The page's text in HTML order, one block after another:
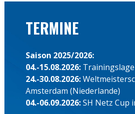
TERMINE
Saison 2025/2026:
04.-15.08.2026:
24.-30.08.2026:
Amsterdam (Niederlande)
04.-06.09.2026:SH Netz Cup